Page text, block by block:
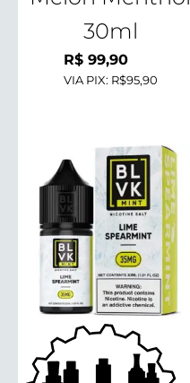
30ml
R$99,90
VIA PIX: R$95,90